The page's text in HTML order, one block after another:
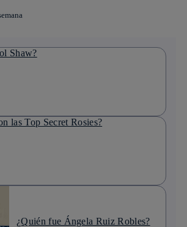
Shaw?
las Top Secret Rosies?
¿Quién fue Ángela Ruiz Robles?